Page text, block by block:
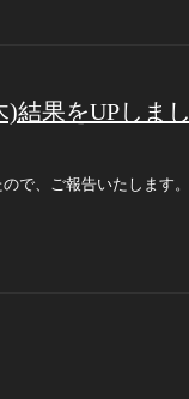
)結果をUPしまし
で、ご報告いたします。